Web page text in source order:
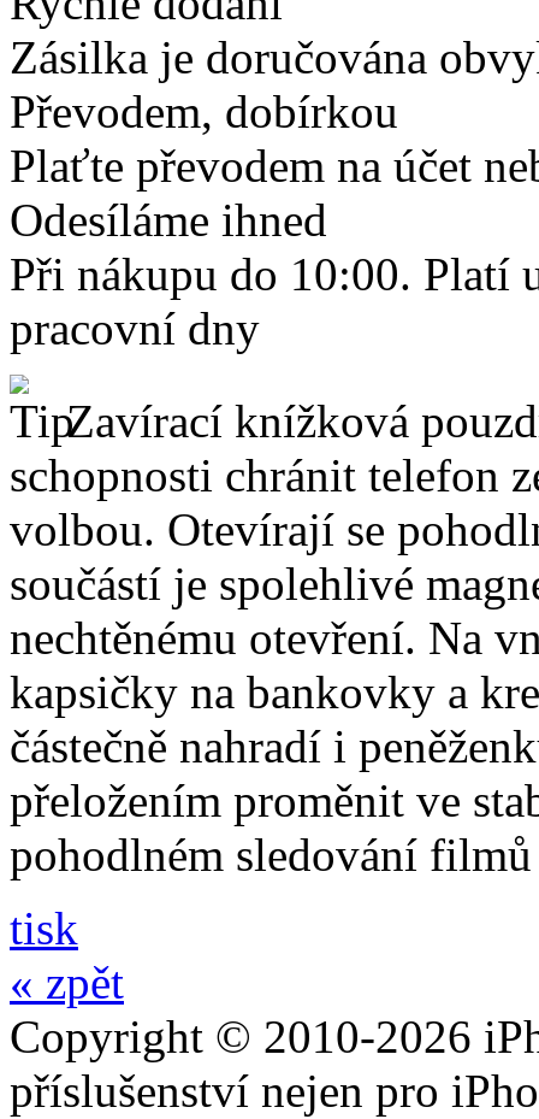
Zásilka je doručována
Převodem, dobírkou
Plaťte převodem na účet
Odesíláme ihned
Při nákupu do 10:00. Platí
pracovní dny
Zavírací knížková
schopnosti chránit telefon
volbou. Otevírají se
součástí je spolehlivé
nechtěnému otevření. Na
kapsičky na bankovky a
částečně nahradí i
přeložením proměnit ve
pohodlném sledování
tisk
« zpět
Copyright © 2010-2026
příslušenství nejen pro